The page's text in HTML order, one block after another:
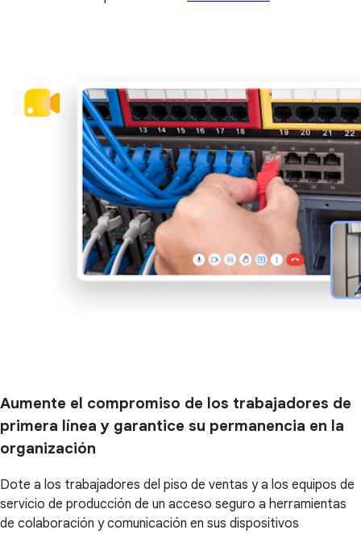
Aumente el compromiso de los trabajadores de
primera línea y garantice su permanencia en la
organización
Dote a los trabajadores del piso de ventas y a los equipos de
servicio de producción de un acceso seguro a herramientas
de colaboración y comunicación en sus dispositivos